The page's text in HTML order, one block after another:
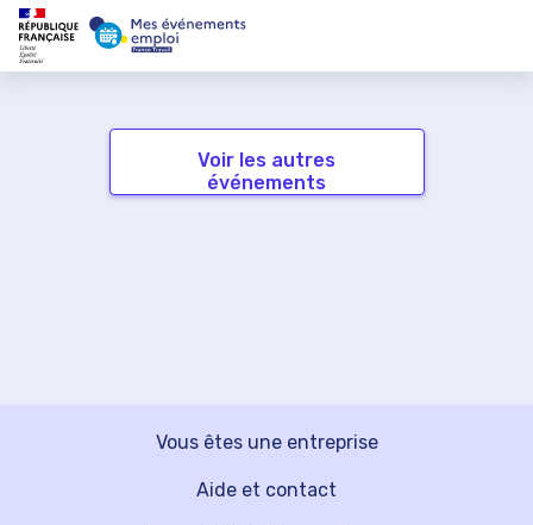
Voir les autres
événements
Vous êtes une entreprise
Aide et contact